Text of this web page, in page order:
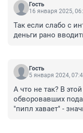
Гость
16 января 2025,
Так если слабо с
деньги рано
Гость
5 января 2024,
А что не так? В
обворовавших
"пипл хавает" -